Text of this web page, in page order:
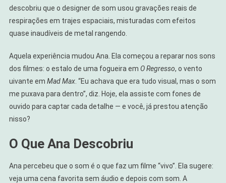
descobriu que o designer de som usou gravações reais de
respirações em trajes espaciais, misturadas com efeitos
quase inaudíveis de metal rangendo.
Aquela experiência mudou Ana. Ela começou a reparar nos sons
dos filmes: o estalo de uma fogueira em O Regresso, o vento
uivante em Mad Max. “Eu achava que era tudo visual, mas o som
me puxava para dentro”, diz. Hoje, ela assiste com fones de
ouvido para captar cada detalhe — e você, já prestou atenção
nisso?
O Que Ana Descobriu
Ana percebeu que o som é o que faz um filme “vivo”. Ela sugere:
veja uma cena favorita sem áudio e depois com som. A